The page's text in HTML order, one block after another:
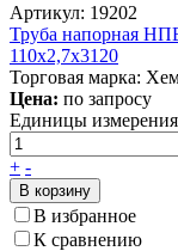
Артикул: 19202
Труба напорная
110x2,7x3120
Торговая марка:
Цена: по запросу
Единицы
+ -
В корзину
В избранное
К сравнению